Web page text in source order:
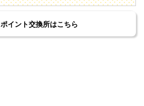
ポイント交換所はこちら